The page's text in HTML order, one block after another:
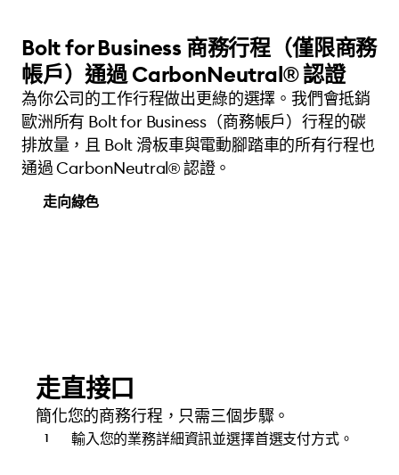
Bolt for Business 商務行程（僅限商務
帳戶）通過 CarbonNeutral® 認證
為你公司的工作行程做出更綠的選擇。我們會抵銷
歐洲所有 Bolt for Business（商務帳戶）行程的碳
排放量，且 Bolt 滑板車與電動腳踏車的所有行程也
通過 CarbonNeutral® 認證。
走向綠色
走直接口
簡化您的商務行程，只需三個步驟。
輸入您的業務詳細資訊並選擇首選支付方式。